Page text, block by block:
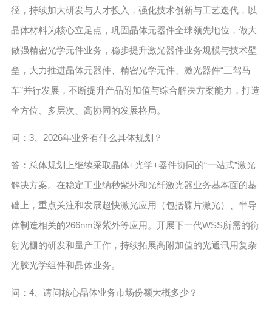
径，持续加大研发与人才投入，强化技术创新与工艺迭代，以
晶体材料为核心立足点，巩固晶体元器件全球领先地位，做大
做强精密光学元件业务，稳步提升激光器件业务规模与技术壁
垒，大力推进晶体元器件、精密光学元件、激光器件“三驾马
车”并行发展，不断提升产品附加值与综合解决方案能力，打造
全方位、多层次、高协同的发展格局。
问：3、2026年业务有什么具体规划？
答：总体规划上继续采取晶体+光学+器件协同的“一站式”激光
解决方案。在稳定工业纳秒紫外和光纤激光器业务基本面的基
础上，重点关注和发展超快激光应用（包括碟片激光）、半导
体制造相关的266nm深紫外等应用。开展下一代WSS所需的衍
射光栅的研发和量产工作，持续拓展高附加值的光通讯用复杂
光胶光学组件和晶体业务。
问：4、请问核心晶体业务市场份额大概多少？